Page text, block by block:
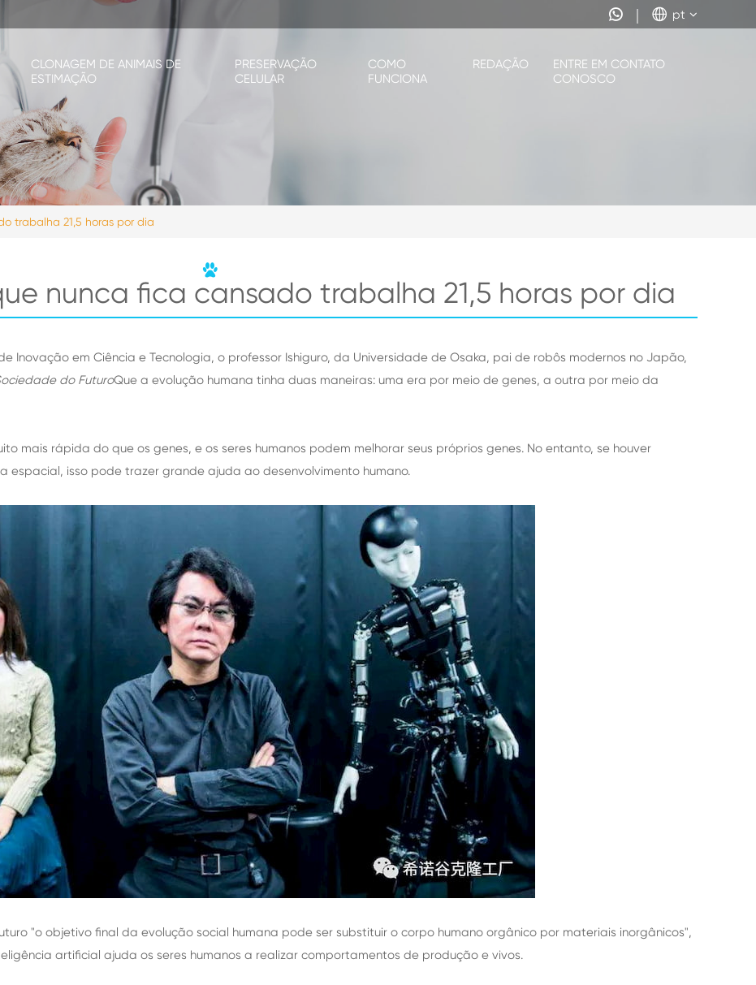
  pt
CLONAGEM DE ANIMAIS DE
ESTIMAÇÃO
PRESERVAÇÃO
CELULAR
COMO
FUNCIONA
REDAÇÃO
ENTRE EM CONTATO
CONOSCO
trabalha 21,5 horas por dia
nunca fica cansado trabalha 21,5 horas por dia
Inovação em Ciência e Tecnologia, o professor Ishiguro, da Universidade de Osaka, pai de robôs modernos no Japão,
do FuturoQue a evolução humana tinha duas maneiras: uma era por meio de genes, a outra por meio da
mais rápida do que os genes, e os seres humanos podem melhorar seus próprios genes. No entanto, se houver
espacial, isso pode trazer grande ajuda ao desenvolvimento humano.
"o objetivo final da evolução social humana pode ser substituir o corpo humano orgânico por materiais inorgânicos",
artificial ajuda os seres humanos a realizar comportamentos de produção e vivos.